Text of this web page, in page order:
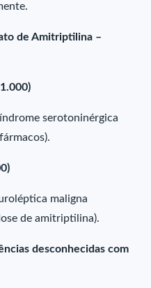
de Amitriptilina –
serotoninérgica
maligna
de amitriptilina).
desconhecidas com